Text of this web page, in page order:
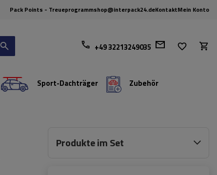
Pack Points - Treueprogrammshop@interpack24.deKontaktMein Konto
+49 32213249035
Sport-Dachträger Zubehör
Produkte im Set